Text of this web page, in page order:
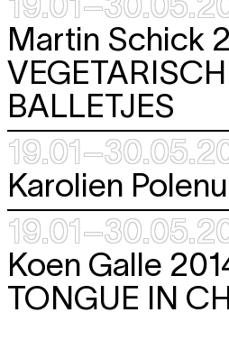
Martin Schick
BALLETJES
Karolien
Koen Galle
TONGUE IN